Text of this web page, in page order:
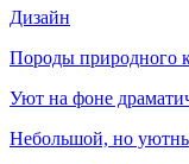
Дизайн
Породы природного
Уют на фоне
Небольшой, но